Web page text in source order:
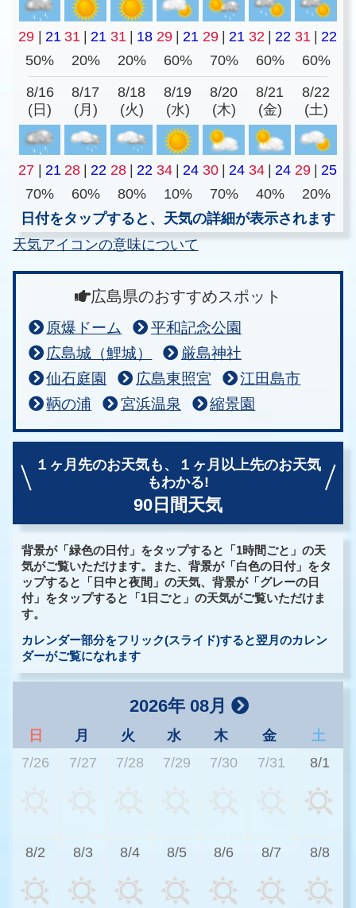
29 21 31 21 31 18 29 21 29 21 32 22 31
22
50%
20% 20% 60% 70% 60% 60%
8/16
(日)
8/17
(月)
8/18
(火)
8/19
(水)
8/20
(木)
8/21
(金)
8/22
(土)
27 21 28 22 28 22 34 24 30 24 34 24 29
25
70%
60% 80% 10% 70% 40%
20%
日付をタップすると、天気の詳細が表示されます
天気アイコンの意味について
広島県のおすすめスポット
原爆ドーム
平和記念公園
広島城（鯉城）
厳島神社
仙石庭園
広島東照宮
江田島市
鞆の浦
宮浜温泉 縮景園
１ヶ月先のお天気も、
１ヶ月以上先のお天気
もわかる!
90日間天気
背景が「緑色の日付」をタップすると「1時間ごと」の天
気がご覧いただけます。また、背景が「白色の日付」をタ
ップすると「日中と夜間」の天気、背景が「グレーの日
付」をタップすると「1日ごと」の天気がご覧いただけま
す。
カレンダー部分をフリック(スライド)すると翌月のカレン
ダーがご覧になれます
2026年 08月
日 月 火 水 木 金
土
7/26
7/27 7/28 7/29 7/30 7/31 8/1
8/2 8/3 8/4 8/5 8/6 8/7 8/8